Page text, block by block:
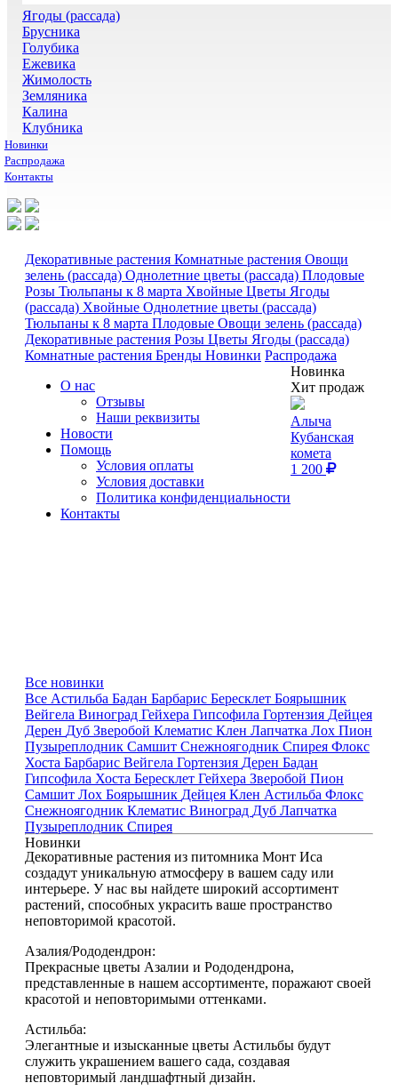
Ягоды (рассада)
Брусника
Голубика
Ежевика
Жимолость
Земляника
Калина
Клубника
Новинки
Распродажа
Контакты
Декоративные растения Комнатные растения Овощи
зелень (рассада) Однолетние цветы (рассада) Плодовые
Розы Тюльпаны к 8 марта Хвойные Цветы Ягоды
(рассада) Хвойные Однолетние цветы (рассада)
Тюльпаны к 8 марта Плодовые Овощи зелень (рассада)
Декоративные растения Розы Цветы Ягоды (рассада)
Комнатные растения Бренды Новинки Распродажа
О нас
Отзывы
Наши реквизиты
Новости
Помощь
Условия оплаты
Условия доставки
Политика конфиденциальности
Контакты
Новинка
Хит продаж
Алыча
Кубанская
комета
1 200
Все новинки
Все Астильба Бадан Барбарис Бересклет Боярышник
Вейгела Виноград Гейхера Гипсофила Гортензия Дейцея
Дерен Дуб Зверобой Клематис Клен Лапчатка Лох Пион
Пузыреплодник Самшит Снежноягодник Спирея Флокс
Хоста Барбарис Вейгела Гортензия Дерен Бадан
Гипсофила Хоста Бересклет Гейхера Зверобой Пион
Самшит Лох Боярышник Дейцея Клен Астильба Флокс
Снежноягодник Клематис Виноград Дуб Лапчатка
Пузыреплодник Спирея
Новинки
Декоративные растения из питомника Монт Иса
создадут уникальную атмосферу в вашем саду или
интерьере. У нас вы найдете широкий ассортимент
растений, способных украсить ваше пространство
неповторимой красотой.
Азалия/Рододендрон:
Прекрасные цветы Азалии и Рододендрона,
представленные в нашем ассортименте, поражают своей
красотой и неповторимыми оттенками.
Астильба:
Элегантные и изысканные цветы Астильбы будут
служить украшением вашего сада, создавая
неповторимый ландшафтный дизайн.